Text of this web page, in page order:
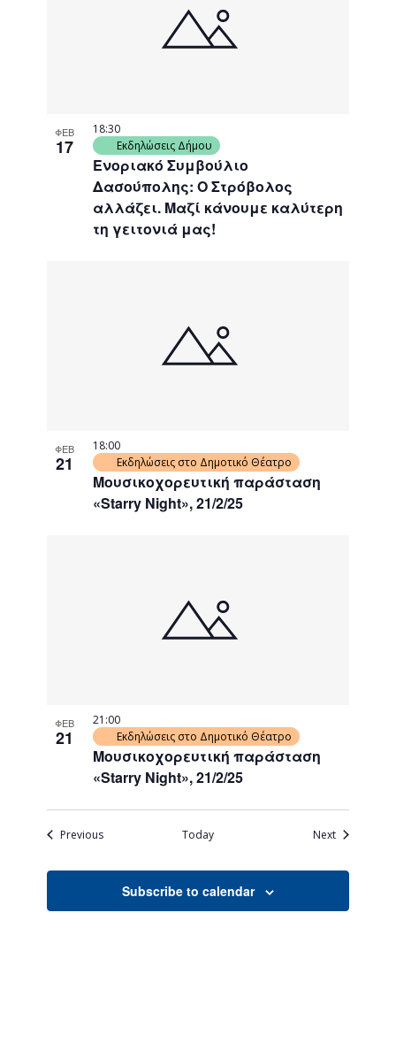
ΦΕΒ
17
Ενοριακό Συμβούλιο
Δασούπολης: Ο Στρόβολος
αλλάζει. Μαζί κάνουμε καλύτερη
τη γειτονιά μας!
18:30
Εκδηλώσεις Δήμου
ΦΕΒ
21
Μουσικοχορευτική παράσταση
«Starry Night», 21/2/25
18:00
Εκδηλώσεις στο Δημοτικό Θέατρο
ΦΕΒ
21
Μουσικοχορευτική παράσταση
«Starry Night», 21/2/25
21:00
Εκδηλώσεις στο Δημοτικό Θέατρο
PreviousEvents Today NextEvents
Subscribe to calendar